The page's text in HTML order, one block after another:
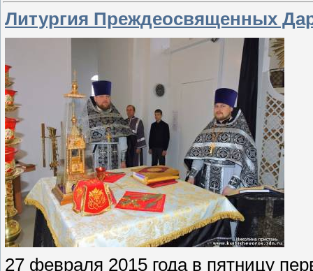
Литургия Преждеосвященных
27 февраля 2015 года в пятницу